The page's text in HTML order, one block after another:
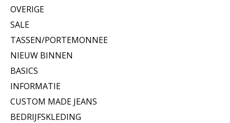
OVERIGE
SALE
TASSEN/PORTEMONNEE
NIEUW BINNEN
BASICS
INFORMATIE
CUSTOM MADE JEANS
BEDRIJFSKLEDING